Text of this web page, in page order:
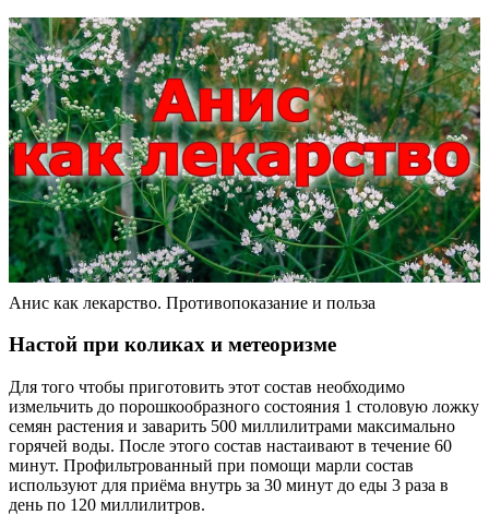
Анис как лекарство. Противопоказание и польза
Настой при коликах и метеоризме
Для того чтобы приготовить этот состав необходимо
измельчить до порошкообразного состояния 1 столовую ложку
семян растения и заварить 500 миллилитрами максимально
горячей воды. После этого состав настаивают в течение 60
минут. Профильтрованный при помощи марли состав
используют для приёма внутрь за 30 минут до еды 3 раза в
день по 120 миллилитров.